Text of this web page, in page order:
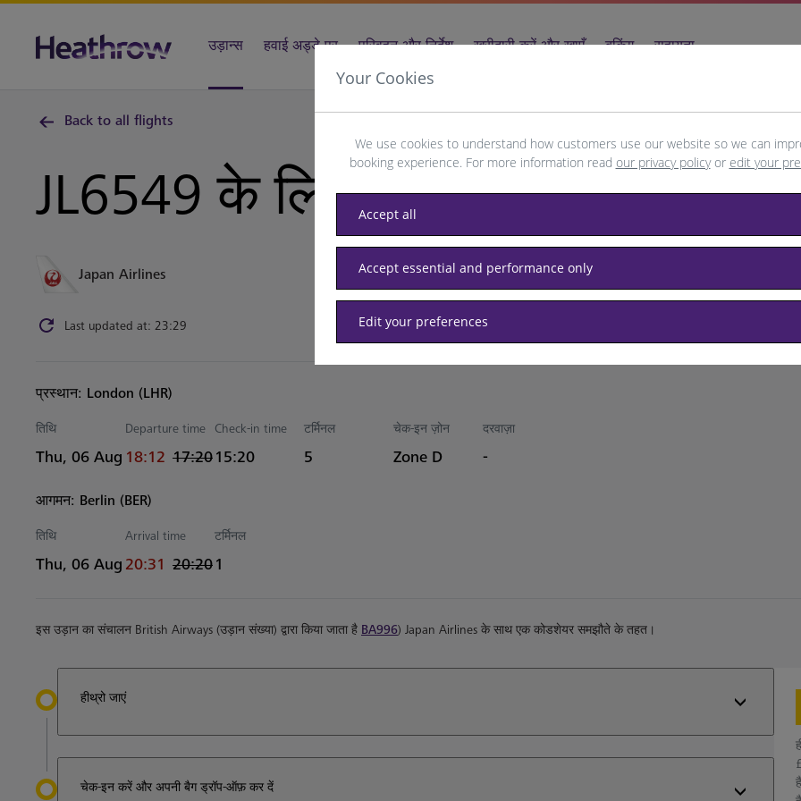
उड़ान्स हवाई अड्डे पर परिवहन और निर्देश खरीदारी करें और खाएँ बुकिंग सहायता
Back to all flights
JL6549 के लिएBerlin
Japan Airlines
Last updated at: 23:29
प्रस्थान: London (LHR)
तिथि
Thu, 06 Aug
Departure time
actual समय
18:12
Estimated समय
17:20
Check-in time
15:20
टर्मिनल
5
चेक-इन ज़ोन
Zone D
दरवाज़ा
-
आगमन: Berlin (BER)
तिथि
Thu, 06 Aug
Arrival time
actual समय
20:31
Estimated समय
20:20
टर्मिनल
1
इस उड़ान का संचालन British Airways (उड़ान संख्या) द्वारा किया जाता है BA996) Japan Airlines के साथ एक कोडशेयर समझौते के तहत।
हीथ्रो जाएं
चेक-इन करें और अपनी बैग ड्रॉप-ऑफ़ कर दें
Your Cookies
We use cookies to understand how customers use our website so we can
booking experience. For more information read our privacy policyor edit your
Accept all
Accept essential and performance only
Edit your preferences